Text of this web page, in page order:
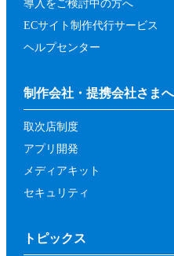
導入をご検討中の方へ
ECサイト制作代行サービス
ヘルプセンター
制作会社・提携会社さまへ
取次店制度
アプリ開発
メディアキット
セキュリティ
トピックス